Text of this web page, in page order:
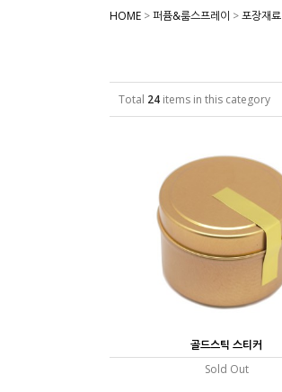
HOME >퍼퓸&룸스프레이 >포장재료
Total 24 items in this category
골드스틱 스티커
Sold Out